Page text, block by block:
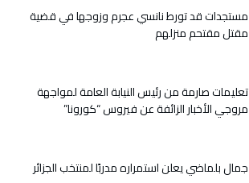
ب
“الطاحونة”
مستجدات قد تورط نانسي عجرم وزوجها في قضية
مقتل مقتحم منزلهم
تعليمات صارمة من رئيس النيابة العامة لمواجهة
مروجي الأخبار الزائفة عن فيروس “كورونا”
جمال بلماضي يعلن استمراره مدربًا لمنتخب الجزائر